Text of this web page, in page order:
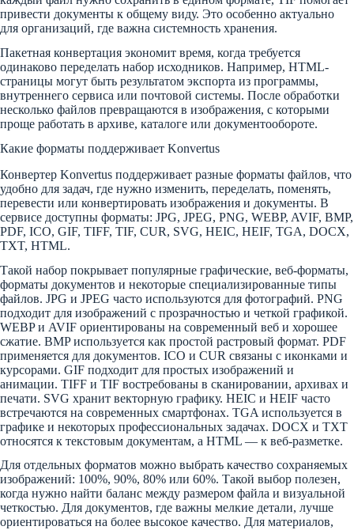
привести документы к общему виду. Это особенно актуально
для организаций, где важна системность хранения.
Пакетная конвертация экономит время, когда требуется
одинаково переделать набор исходников. Например, HTML-
страницы могут быть результатом экспорта из программы,
внутреннего сервиса или почтовой системы. После обработки
несколько файлов превращаются в изображения, с которыми
проще работать в архиве, каталоге или документообороте.
Какие форматы поддерживает Konvertus
Конвертер Konvertus поддерживает разные форматы файлов, что
удобно для задач, где нужно изменить, переделать, поменять,
перевести или конвертировать изображения и документы. В
сервисе доступны форматы: JPG, JPEG, PNG, WEBP, AVIF, BMP,
PDF, ICO, GIF, TIFF, TIF, CUR, SVG, HEIC, HEIF, TGA, DOCX,
TXT, HTML.
Такой набор покрывает популярные графические, веб-форматы,
форматы документов и некоторые специализированные типы
файлов. JPG и JPEG часто используются для фотографий. PNG
подходит для изображений с прозрачностью и четкой графикой.
WEBP и AVIF ориентированы на современный веб и хорошее
сжатие. BMP используется как простой растровый формат. PDF
применяется для документов. ICO и CUR связаны с иконками и
курсорами. GIF подходит для простых изображений и
анимации. TIFF и TIF востребованы в сканировании, архивах и
печати. SVG хранит векторную графику. HEIC и HEIF часто
встречаются на современных смартфонах. TGA используется в
графике и некоторых профессиональных задачах. DOCX и TXT
относятся к текстовым документам, а HTML — к веб-разметке.
Для отдельных форматов можно выбрать качество сохраняемых
изображений: 100%, 90%, 80% или 60%. Такой выбор полезен,
когда нужно найти баланс между размером файла и визуальной
четкостью. Для документов, где важны мелкие детали, лучше
ориентироваться на более высокое качество. Для материалов,